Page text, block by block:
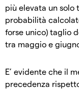
più elevata un solo
probabilità
forse unico) taglio
tra maggio e
E’ evidente che il
precedenza